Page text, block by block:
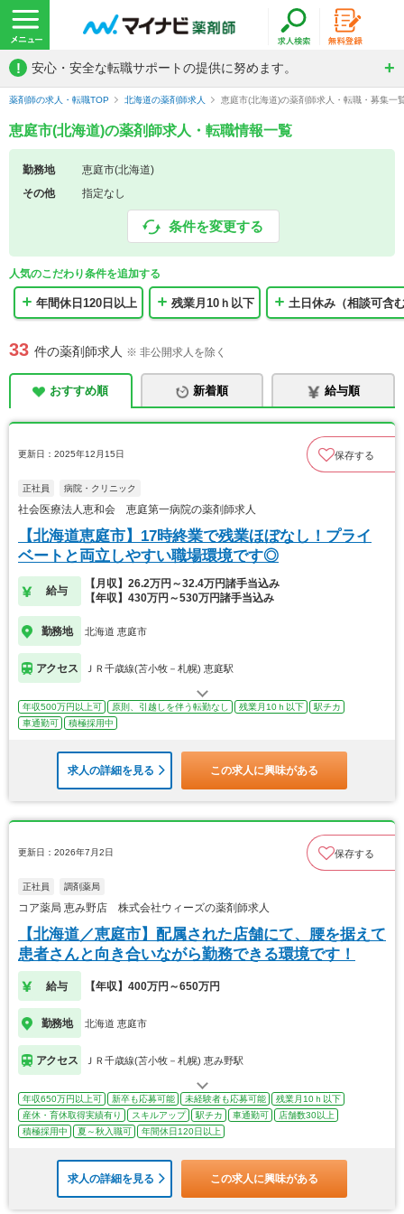
! 安心・安全な転職サポートの提供に努めます。
薬剤師の求人・転職TOP 北海道の薬剤師求人 恵庭市(北海道)の薬剤師求人・転職・募集一
恵庭市(北海道)の薬剤師求人・転職情報一覧
勤務地
恵庭市(北海道)
その他
指定なし
条件を変更する
人気のこだわり条件を追加する
年間休日120日以上 残業月10ｈ以下 土日休み（相談可含
33 件の薬剤師求人 ※ 非公開求人を除く
おすすめ順 新着順 給与順
更新日：2025年12月15日 保存する
正社員 病院・クリニック
社会医療法人恵和会 恵庭第一病院の薬剤師求人
【北海道恵庭市】17時終業で残業ほぼなし！プライ
ベートと両立しやすい職場環境です◎
給与
【月収】26.2万円～32.4万円諸手当込み
【年収】430万円～530万円諸手当込み
勤務地 北海道 恵庭市
アクセス ＪＲ千歳線(苫小牧－札幌) 恵庭駅
年収500万円以上可 原則、引越しを伴う転勤なし 残業月10ｈ以下
駅チカ
車通勤可
積極採用中
求人の詳細を見る この求人に興味がある
更新日：2026年7月2日 保存する
正社員 調剤薬局
コア薬局 恵み野店 株式会社ウィーズの薬剤師求人
【北海道／恵庭市】配属された店舗にて、腰を据えて
患者さんと向き合いながら勤務できる環境です！
給与 【年収】400万円～650万円
勤務地 北海道 恵庭市
アクセス ＪＲ千歳線(苫小牧－札幌) 恵み野駅
年収650万円以上可 新卒も応募可能 未経験者も応募可能
残業月10ｈ以下
産休・育休取得実績有り
スキルアップ 駅チカ 車通勤可
店舗数30以上
積極採用中
夏～秋入職可 年間休日120日以上
求人の詳細を見る この求人に興味がある